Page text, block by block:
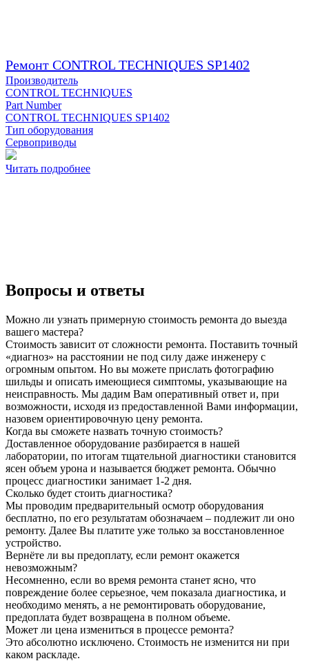
Ремонт CONTROL TECHNIQUES SP1402
Производитель
CONTROL TECHNIQUES
Part Number
CONTROL TECHNIQUES SP1402
Тип оборудования
Сервоприводы
Читать подробнее
Вопросы и ответы
Можно ли узнать примерную стоимость ремонта до выезда
вашего мастера?
Стоимость зависит от сложности ремонта. Поставить точный
«диагноз» на расстоянии не под силу даже инженеру с
огромным опытом. Но вы можете прислать фотографию
шильды и описать имеющиеся симптомы, указывающие на
неисправность. Мы дадим Вам оперативный ответ и, при
возможности, исходя из предоставленной Вами информации,
назовем ориентировочную цену ремонта.
Когда вы сможете назвать точную стоимость?
Доставленное оборудование разбирается в нашей
лаборатории, по итогам тщательной диагностики становится
ясен объем урона и называется бюджет ремонта. Обычно
процесс диагностики занимает 1-2 дня.
Сколько будет стоить диагностика?
Мы проводим предварительный осмотр оборудования
бесплатно, по его результатам обозначаем – подлежит ли оно
ремонту. Далее Вы платите уже только за восстановленное
устройство.
Вернёте ли вы предоплату, если ремонт окажется
невозможным?
Несомненно, если во время ремонта станет ясно, что
повреждение более серьезное, чем показала диагностика, и
необходимо менять, а не ремонтировать оборудование,
предоплата будет возвращена в полном объеме.
Может ли цена измениться в процессе ремонта?
Это абсолютно исключено. Стоимость не изменится ни при
каком раскладе.